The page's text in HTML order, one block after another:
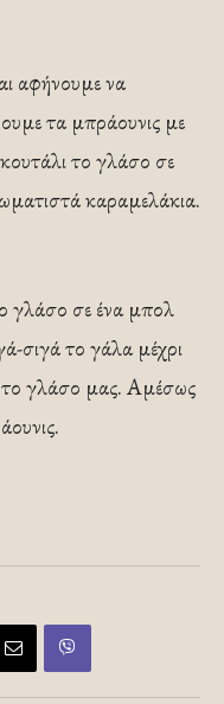
αφήνουμε να
τα μπράουνις με
το γλάσο σε
καραμελάκια.
γλάσο σε ένα μπολ
σιγά το γάλα μέχρι
το γλάσο μας. Αμέσως